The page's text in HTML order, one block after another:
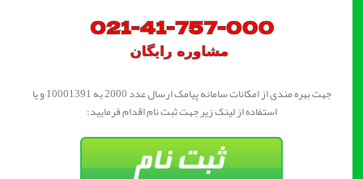
جهت بهره مندی از امکانات سامانه پیامک ارسال عدد 2000 به 10001391 و یا
استفاده از لینک زیر جهت ثبت نام اقدام فرمایید: